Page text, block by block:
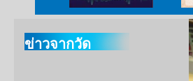
สังคมมังตรา
ข่าวจากวัด